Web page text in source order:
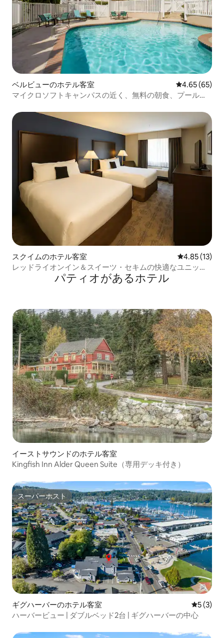
ベルビューのホテル客室 レビュー65
4.65 (65)
マイクロソフトキャンパスの近く、無料の朝食、プール、
スクイムのホテル客室 レビュー13
4.85 (13)
レッドライオンイン＆スイーツ・セキムの快適なユニッ
パティオがあるホ⁠テ⁠ル
イーストサウンドのホテル客室
Kingfish Inn Alder Queen Suite（専用デッキ付き）
スーパーホスト
スーパーホスト
ギグハーバーのホテル客室 レビュー
5 (3)
ハーバービュー | ダブルベッド2台 | ギグハーバーの中心